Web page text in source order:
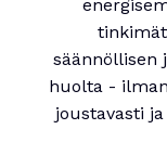
säännöllisen
huolta -
joustavasti